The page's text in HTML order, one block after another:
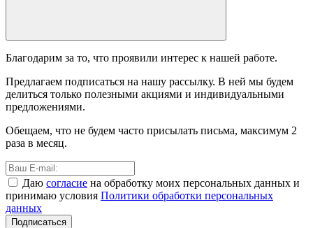
Благодарим за то, что проявили интерес к нашей работе.
Предлагаем подписаться на нашу рассылку. В ней мы будем
делиться только полезными акциями и индивидуальными
предложениями.
Обещаем, что не будем часто присылать письма, максимум 2
раза в месяц.
Даю согласие на обработку моих персональных данных и
принимаю условия Политики обработки персональных
данных
Подписаться